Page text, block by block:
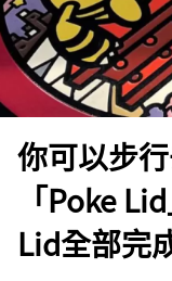
你可以步
「Poke
Lid全部完